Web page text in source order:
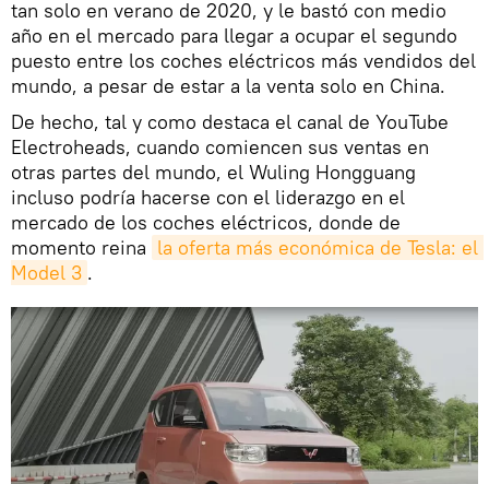
tan solo en verano de 2020, y le bastó con medio
año en el mercado para llegar a ocupar el segundo
puesto entre los coches eléctricos más vendidos del
mundo, a pesar de estar a la venta solo en China.
De hecho, tal y como destaca el canal de YouTube
Electroheads, cuando comiencen sus ventas en
otras partes del mundo, el Wuling Hongguang
incluso podría hacerse con el liderazgo en el
mercado de los coches eléctricos, donde de
momento reina la oferta más económica de Tesla: el
Model 3 .